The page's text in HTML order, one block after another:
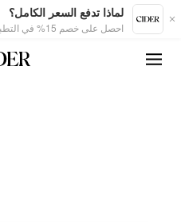
لماذا تدفع السعر الكامل؟
احصل على خصم 15% في التطبيق